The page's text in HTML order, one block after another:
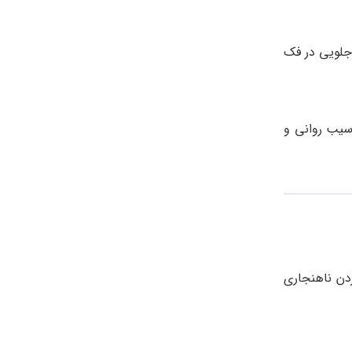
در فک
روانی و
ناهنجاری